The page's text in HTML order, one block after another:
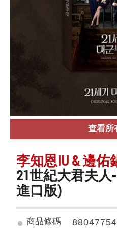
查看所
李知恩IU & 邊佑
21世紀大君夫
進口版)
商品條碼